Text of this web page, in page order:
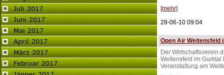
[mehr]
28-06-10 09:04
Open Air Weitensfeld
Der Wirtschaftsverein
Weitensfeld im Gurktal
Veranstaltung am